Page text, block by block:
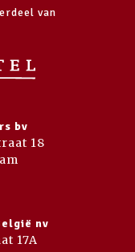
van
bv
18
nv
17A